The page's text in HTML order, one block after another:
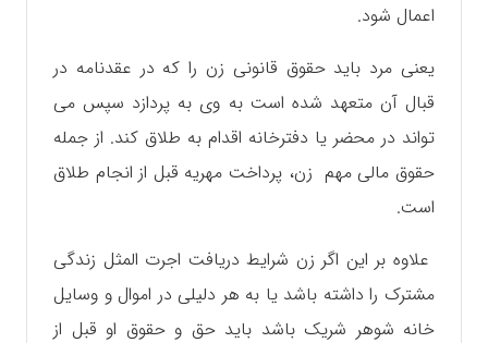
اعمال شود.
یعنی مرد باید حقوق قانونی زن را که در عقدنامه در
قبال آن متعهد شده است به وی به پردازد سپس می
تواند در محضر یا دفترخانه اقدام به طلاق کند.‌ از جمله
حقوق مالی مهم زن، پرداخت مهریه قبل از انجام طلاق
است.
علاوه بر این اگر زن شرایط دریافت اجرت المثل زندگی
مشترک را داشته باشد یا به هر دلیلی در اموال و وسایل
خانه شوهر شریک باشد باید حق و حقوق او قبل از